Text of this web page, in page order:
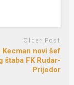
Older Post
Kecman novi šef
štaba FK Rudar-
Prijedor